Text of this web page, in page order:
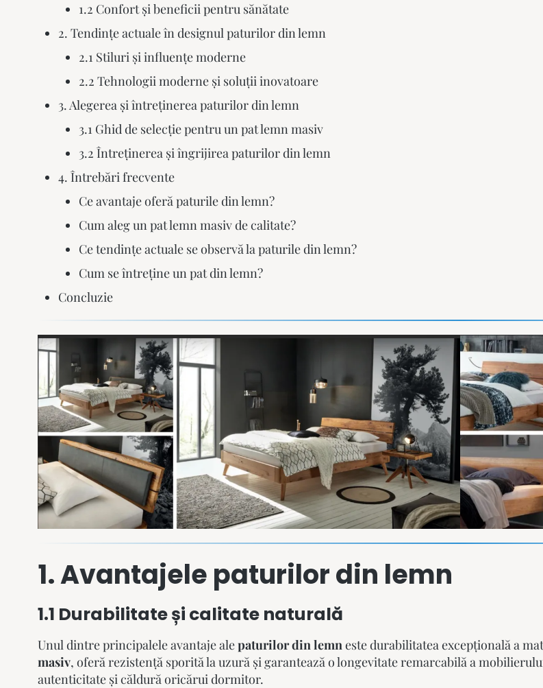
1.2 Confort și beneficii pentru sănătate
2. Tendințe actuale în designul paturilor din lemn
2.1 Stiluri și influențe moderne
2.2 Tehnologii moderne și soluții inovatoare
3. Alegerea și întreținerea paturilor din lemn
3.1 Ghid de selecție pentru un pat lemn masiv
3.2 Întreținerea și îngrijirea paturilor din lemn
4. Întrebări frecvente
Ce avantaje oferă paturile din lemn?
Cum aleg un pat lemn masiv de calitate?
Ce tendințe actuale se observă la paturile din lemn?
Cum se întreține un pat din lemn?
Concluzie
1. Avantajele paturilor din lemn
1.1 Durabilitate și calitate naturală
Unul dintre principalele avantaje alepaturilor din lemn este durabilitatea excepțională a
masiv, oferă rezistență sporită la uzură și garantează o longevitate remarcabilă a
autenticitate și căldură oricărui dormitor.